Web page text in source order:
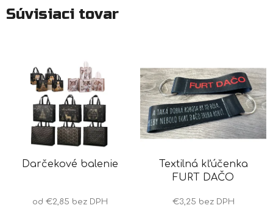
Súvisiaci tovar
Darčekové balenie
od €2,85 bez DPH
Textilná kľúčenka
FURT DAČO
€3,25 bez DPH